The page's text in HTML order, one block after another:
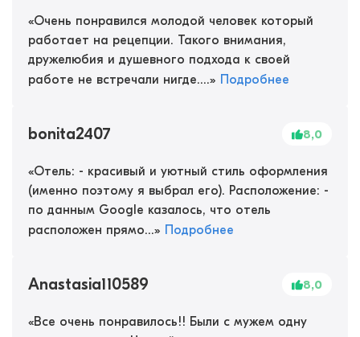
«Очень понравился молодой человек который
работает на рецепции. Такого внимания,
дружелюбия и душевного подхода к своей
работе не встречали нигде....» Подробнее
bonita2407 8,0
«Отель: - красивый и уютный стиль оформления
(именно поэтому я выбрал его). Расположение: -
по данным Google казалось, что отель
расположен прямо...» Подробнее
Anastasia110589 8,0
«Все очень понравилось!! Были с мужем одну